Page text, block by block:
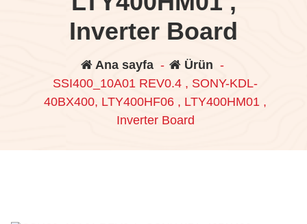
Inverter Board
Ana sayfa - Ürün -
SSI400_10A01 REV0.4 , SONY-KDL-
40BX400, LTY400HF06 , LTY400HM01 ,
Inverter Board